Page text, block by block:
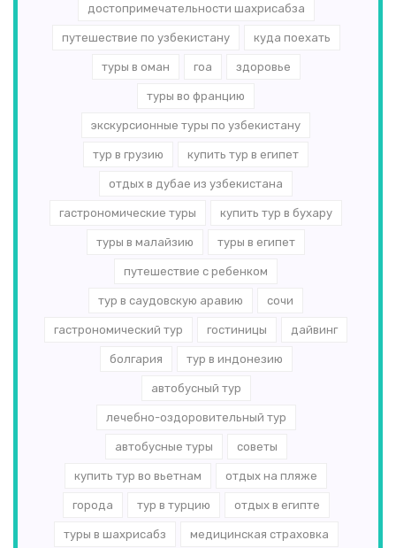
достопримечательности шахрисабза
путешествие по узбекистану куда поехать
туры в оман гоа здоровье
туры во францию
экскурсионные туры по узбекистану
тур в грузию купить тур в египет
отдых в дубае из узбекистана
гастрономические туры купить тур в бухару
туры в малайзию туры в египет
путешествие с ребенком
тур в саудовскую аравию сочи
гастрономический тур гостиницы дайвинг
болгария тур в индонезию
автобусный тур
лечебно-оздоровительный тур
автобусные туры советы
купить тур во вьетнам отдых на пляже
города тур в турцию отдых в египте
туры в шахрисабз медицинская страховка